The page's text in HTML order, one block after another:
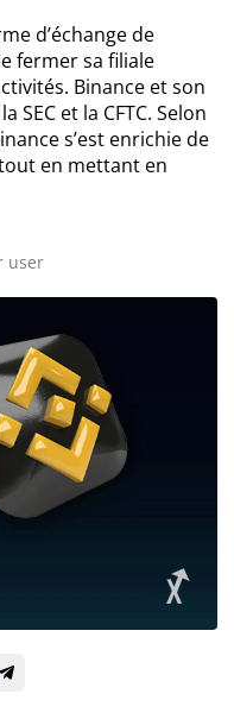
d’échange de
fermer sa filiale
Binance et son
et la CFTC. Selon
s’est enrichie de
en mettant en
user